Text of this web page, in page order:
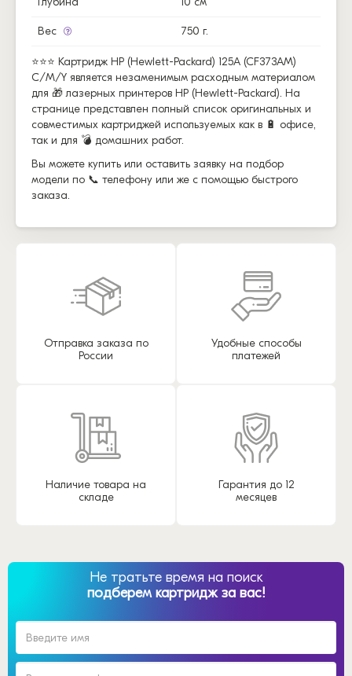
Вес 750 г.
⭐⭐⭐ Картридж HP (Hewlett-Packard) 125A (CF373AM)
C/M/Y является незаменимым расходным материалом
для 🎁 лазерных принтеров HP (Hewlett-Packard). На
странице представлен полный список оригинальных и
совместимых картриджей используемых как в 🔋 офисе,
так и для 💣 домашних работ.
Вы можете купить или оставить заявку на подбор
модели по 📞 телефону или же с помощью быстрого
заказа.
Отправка заказа по
России
Удобные способы
платежей
Наличие товара на
складе
Гарантия до 12
месяцев
Не тратьте время на поиск
подберем картридж за вас!